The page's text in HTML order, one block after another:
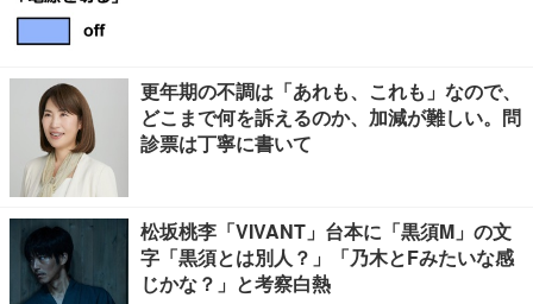
更年期の不調は「あれも、これも」なので、
どこまで何を訴えるのか、加減が難しい。問
診票は丁寧に書いて
松坂桃李「VIVANT」台本に「黒須M」の文
字「黒須とは別人？」「乃木とFみたいな感
じかな？」と考察白熱